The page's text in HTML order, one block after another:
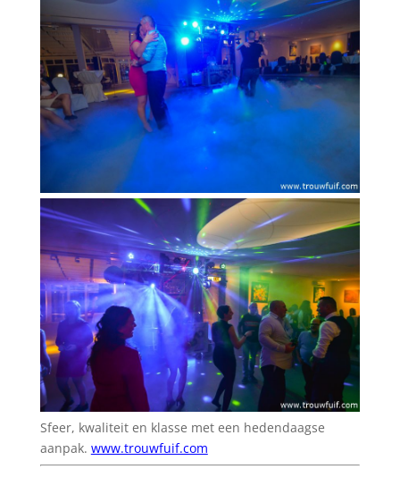
Sfeer, kwaliteit en klasse met een hedendaagse
aanpak. www.trouwfuif.com